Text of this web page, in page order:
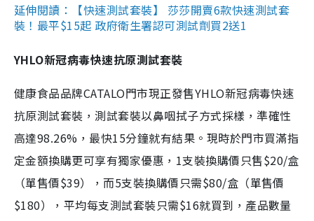
延伸閱讀：【快速測試套裝】 莎莎開賣6款快速測試套
裝！最平$15起 政府衛生署認可測試劑買2送1
YHLO新冠病毒快速抗原測試套裝
健康食品品牌CATALO門市現正發售YHLO新冠病毒快速
抗原測試套裝，測試套裝以鼻咽拭子方式採樣，準確性
高達98.26%，最快15分鐘就有結果。現時於門市買滿指
定金額換購更可享有獨家優惠，1支裝換購價只售$20/盒
（單售價$39），而5支裝換購價只需$80/盒（單售價
$180），平均每支測試套裝只需$16就買到，產品數量